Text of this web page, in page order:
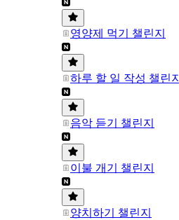
영양제 먹기 챌린지
하루 할 일 작성 챌린지
음악 듣기 챌린지
이불 개기 챌린지
양치하기 챌린지